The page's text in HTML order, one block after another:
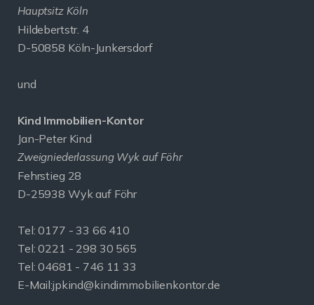
Hauptsitz Köln
Hildebertstr. 4
D-50858 Köln-Junkersdorf
und
Kind Immobilien-Kontor
Jan-Peter Kind
Zweigniederlassung Wyk auf Föhr
Fehrstieg 28
D-25938 Wyk auf Föhr
Tel:0177 - 33 66 410
Tel: 0221 - 298 30 565
Tel: 04681 - 746 11 33
E-Mail:jpkind@kindimmobilienkontor.de